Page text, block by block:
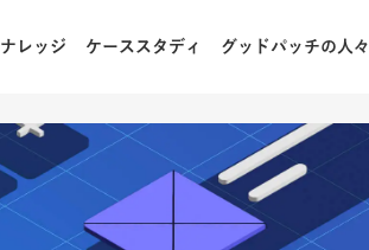
ナレッジ ケーススタディ グッドパッチの人々